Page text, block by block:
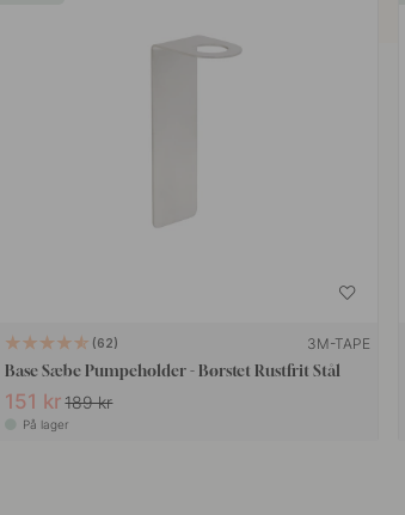
62 3M-TAPE
Base Sæbe Pumpeholder - Børstet Rustfrit Stål
151 kr 189 kr
På lager